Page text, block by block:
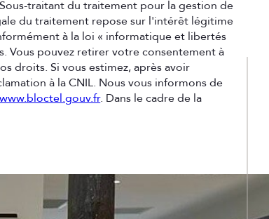
traitant du traitement pour la gestion de
du traitement repose sur l'intérêt légitime
à la loi « informatique et libertés
Vous pouvez retirer votre consentement à
droits. Si vous estimez, après avoir
à la CNIL. Nous vous informons de
. Dans le cadre de la